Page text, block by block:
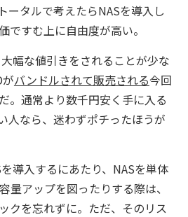
ータルで考えたらNASを導入し
ですむ上に自由度が高い。
幅な値引きをされることが少な
バンドルされて販売される今回
。通常より数千円安く手に入る
人なら、迷わずポチったほうが
導入するにあたり、NASを単体
量アップを図ったりする際は、
クを忘れずに。ただ、そのリス